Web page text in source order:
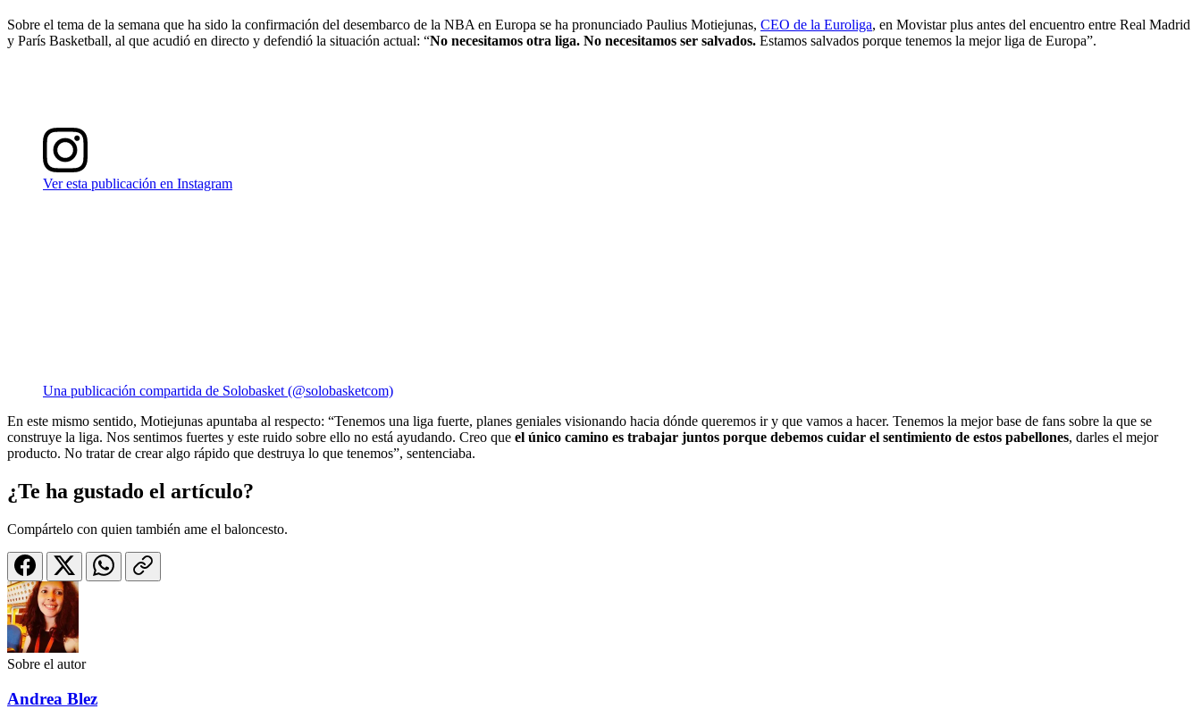
Sobre el tema de la semana que ha sido la confirmación del desembarco de la NBA en Europa se ha pronunciado Paulius Motiejunas, CEO de la Euroliga, en Movistar plus antes del encuentro entre Real Madrid
y París Basketball, al que acudió en directo y defendió la situación actual: “No necesitamos otra liga. No necesitamos ser salvados. Estamos salvados porque tenemos la mejor liga de Europa”.
Ver esta publicación en Instagram
Una publicación compartida de Solobasket (@solobasketcom)
En este mismo sentido, Motiejunas apuntaba al respecto: “Tenemos una liga fuerte, planes geniales visionando hacia dónde queremos ir y que vamos a hacer. Tenemos la mejor base de fans sobre la que se
construye la liga. Nos sentimos fuertes y este ruido sobre ello no está ayudando. Creo que el único camino es trabajar juntos porque debemos cuidar el sentimiento de estos pabellones, darles el mejor
producto. No tratar de crear algo rápido que destruya lo que tenemos”, sentenciaba.
¿Te ha gustado el artículo?
Compártelo con quien también ame el baloncesto.
Sobre el autor
Andrea Blez